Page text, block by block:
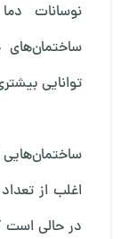
نوسانات
توانایی
اغلب از
در حالی است